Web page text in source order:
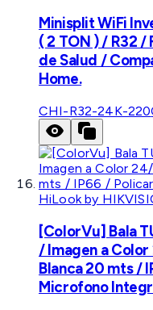
Minisplit WiFi
( 2 TON ) / R32
de Salud /
Home.
CHI-R32-24K-220
HiLook by
[ColorVu] Bala
/ Imagen a
Blanca 20 mts /
Microfono